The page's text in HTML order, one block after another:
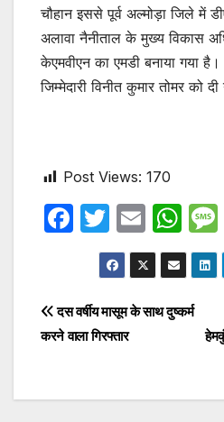
चौहान इससे पूर्व अल्मोड़ा जिले में
अलावा नैनीताल के मुख्य विकास
केएमवीएन का एमडी बनाया गया
जिम्मेदारी विनीत कुमार तोमर को
Post Views: 170
F
e
b
o
T
w
itt
er
E
m
ail
W
h
at
s
p
Post
navigation
दस वर्षीय मासूम के साथ दुष्कर्म
करने वाला गिरफ्तार